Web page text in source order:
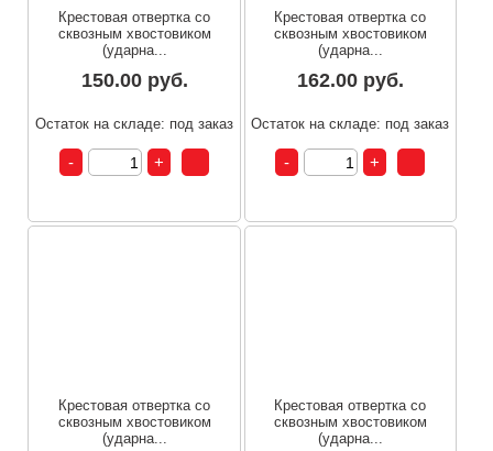
Крестовая отвертка со
сквозным хвостовиком
(ударна...
150.00 руб.
Остаток на складе: под заказ
Крестовая отвертка со
сквозным хвостовиком
(ударна...
162.00 руб.
Остаток на складе: под заказ
Крестовая отвертка со
сквозным хвостовиком
(ударна...
Крестовая отвертка со
сквозным хвостовиком
(ударна...